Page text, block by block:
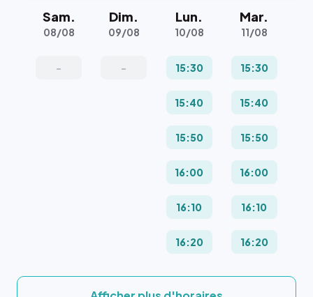
Sam.
08/08
-
Dim.
09/08
-
Lun.
10/08
15:30
15:40
15:50
16:00
16:10
16:20
Mar.
11/08
15:30
15:40
15:50
16:00
16:10
16:20